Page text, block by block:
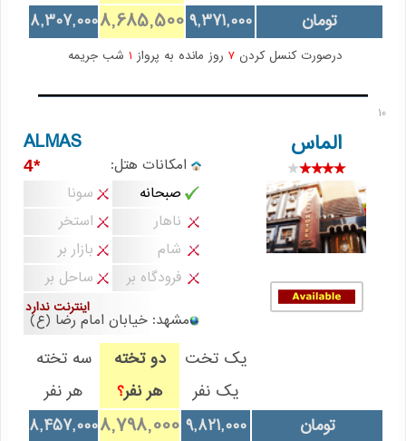
تومان
9,371,000
8,685,500
8,307,000
درصورت کنسل کردن 7 روز مانده به پرواز شب جریمه
10
الماس ALMAS
امکانات هتل: *4
صبحانه
سونا
ناهار
استخر
شام
بازار بر
فرودگاه بر
ساحل بر
اینترنت ندارد
مشهد: خیابان امام رضا (ع)
یک تخت
یک نفر
دو تخته
هر نفر؟
سه تخته
هر نفر
تومان
9,821,000
8,798,000
8,457,000